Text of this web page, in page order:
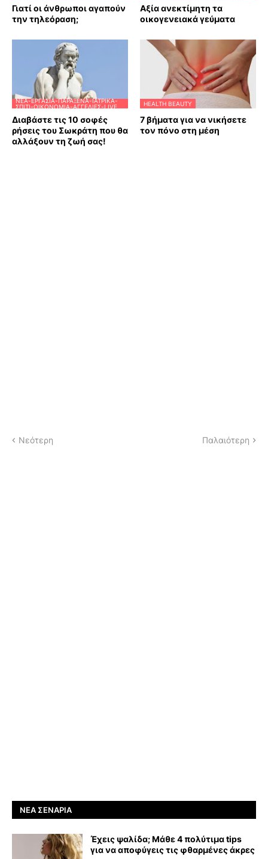
Γιατί οι άνθρωποι αγαπούν
την τηλεόραση;
Αξία ανεκτίμητη τα
οικογενειακά γεύματα
ΝΈΑ-ΕΡΓΑΣΊΑ-ΠΑΡΆΞΕΝΑ-ΙΑΤΡΙΚΆ-
ΣΠΊΤΙ-ΟΙΚΟΝΟΜΊΑ-ΑΓΓΕΛΊΕΣ-LIVE
Διαβάστε τις 10 σοφές
ρήσεις του Σωκράτη που θα
αλλάξουν τη ζωή σας!
HEALTH BEAUTY
7 βήματα για να νικήσετε
τον πόνο στη μέση
Νεότερη Παλαιότερη
ΝΈΑ ΣΕΝΆΡΙΑ
Έχεις ψαλίδα; Μάθε 4 πολύτιμα tips
για να αποφύγεις τις φθαρμένες άκρες